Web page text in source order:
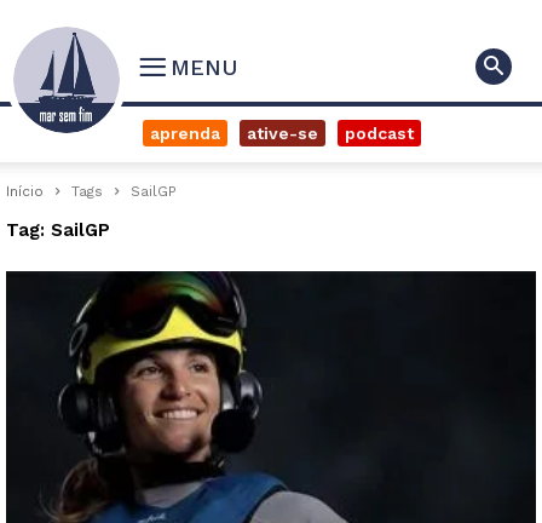
MENU
aprenda ative-se podcast
Início Tags SailGP
Tag: SailGP